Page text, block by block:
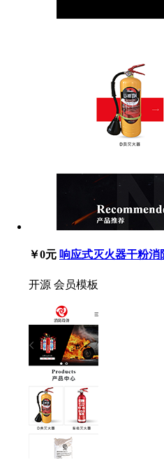
￥0元 响应式灭火器干粉消
开源 会员模板